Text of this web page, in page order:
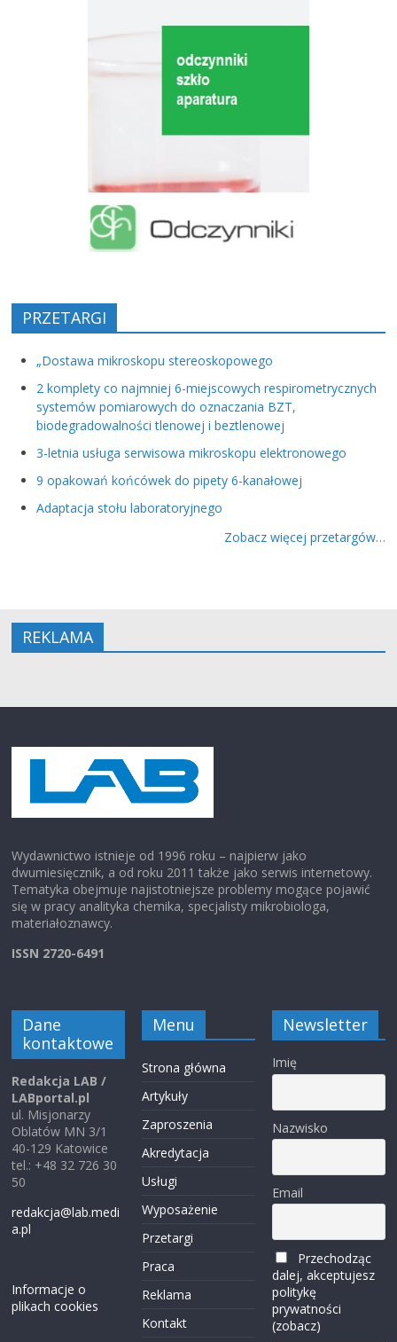
PRZETARGI
„Dostawa mikroskopu stereoskopowego
2 komplety co najmniej 6-miejscowych respirometrycznych
systemów pomiarowych do oznaczania BZT,
biodegradowalności tlenowej i beztlenowej
3-letnia usługa serwisowa mikroskopu elektronowego
9 opakowań końcówek do pipety 6-kanałowej
Adaptacja stołu laboratoryjnego
Zobacz więcej przetargów…
REKLAMA
Wydawnictwo istnieje od 1996 roku – najpierw jako
dwumiesięcznik, a od roku 2011 także jako serwis internetowy.
Tematyka obejmuje najistotniejsze problemy mogące pojawić
się w pracy analityka chemika, specjalisty mikrobiologa,
materiałoznawcy.
ISSN 2720-6491
Dane
kontaktowe
Redakcja LAB /
LABportal.pl
ul. Misjonarzy
Oblatów MN 3/1
40-129 Katowice
tel.: +48 32 726 30
50
redakcja@lab.medi
a.pl
Informacje o
plikach cookies
Menu
Strona główna
Artykuły
Zaproszenia
Akredytacja
Usługi
Wyposażenie
Przetargi
Praca
Reklama
Kontakt
Newsletter
Imię
Nazwisko
Email
Przechodząc
dalej, akceptujesz
politykę
prywatności
(zobacz)